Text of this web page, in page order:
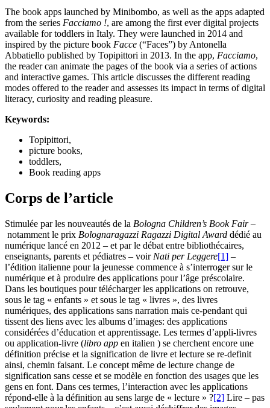
The book apps launched by Minibombo, as well as the apps adapted
from the series Facciamo !, are among the first ever digital projects
available for toddlers in Italy. They were launched in 2014 and
inspired by the picture book Facce (“Faces”) by Antonella
Abbatiello published by Topipittori in 2013. In the app, Facciamo,
the reader can animate the pages of the book via a series of actions
and interactive games. This article discusses the different reading
modes offered to the reader and assesses its impact in terms of digital
literacy, curiosity and reading pleasure.
Keywords:
Topipittori,
picture books,
toddlers,
Book reading apps
Corps de l’article
Stimulée par les nouveautés de la Bologna Children’s Book Fair–
notamment le prix Bolognaragazzi Ragazzi Digital Award dédié au
numérique lancé en 2012 – et par le débat entre bibliothécaires,
enseignants, parents et pédiatres – voir Nati per Leggere[1] –
l’édition italienne pour la jeunesse commence à s’interroger sur le
numérique et à produire des applications pour l’âge préscolaire.
Dans les boutiques pour télécharger les applications on retrouve,
sous le tag « enfants » et sous le tag « livres », des livres
numériques, des applications sans narration mais ce-pendant qui
tissent des liens avec les albums d’images: des applications
considérées d’éducation et apprentissage. Les termes d’appli-livres
ou application-livre (libro app en italien ) se cherchent encore une
définition précise et la signification de livre et lecture se re-definit
ainsi, chemin faisant. Le concept même de lecture change de
signification sans cesse et se modèle en fonction des usages que les
gens en font. Dans ces termes, l’interaction avec les applications
répond-elle à la définition au sens large de « lecture » ?[2] Lire – pas